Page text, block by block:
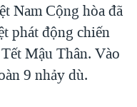
Nam Cộng hòa đã
phát động chiến
Mậu Thân. Vào
9 nhảy dù.